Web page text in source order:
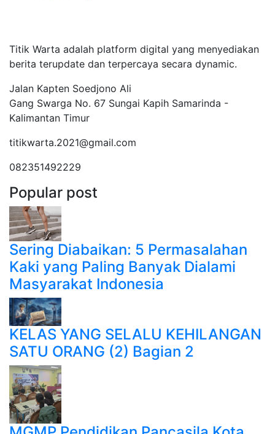
Titik Warta adalah platform digital yang menyediakan
berita terupdate dan terpercaya secara dynamic.
Jalan Kapten Soedjono Ali
Gang Swarga No. 67 Sungai Kapih Samarinda -
Kalimantan Timur
titikwarta.2021@gmail.com
082351492229
Popular post
Sering Diabaikan: 5 Permasalahan
Kaki yang Paling Banyak Dialami
Masyarakat Indonesia
KELAS YANG SELALU KEHILANGAN
SATU ORANG (2) Bagian 2